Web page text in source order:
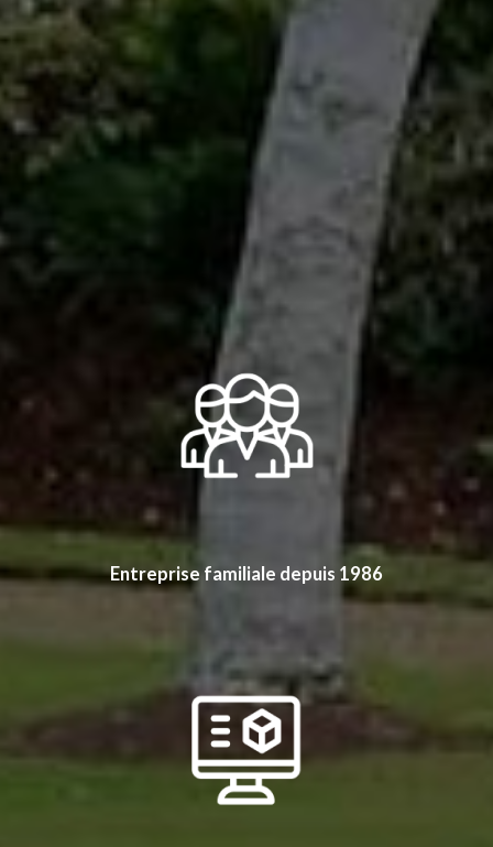
Entreprise familiale depuis 1986